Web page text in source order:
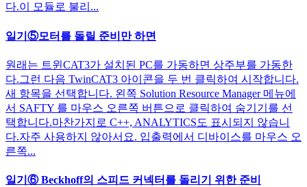
다.이 모듈로 불리...
일기⑤모터를 돌릴 준비만 하면
원래는 트윈CAT3가 설치된 PC를 가동하면 상주부를 가동한
다.그런 다음 TwinCAT3 아이콘을 두 번 클릭하여 시작합니다.
새 항목을 선택합니다. 왼쪽 Solution Resource Manager 메뉴에
서 SAFTY 를 마우스 오른쪽 버튼으로 클릭하여 숨기기를 선
택합니다.마찬가지로 C++, ANALYTICS도 표시되지 않습니
다.자주 사용하지 않아서요. 입출력에서 디바이스를 마우스 오
른쪽...
일기⑥ Beckhoff의 스피드 커넥터를 돌리기 위한 준비